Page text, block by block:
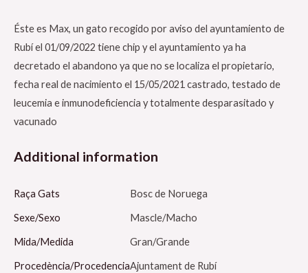
Éste es Max, un gato recogido por aviso del ayuntamiento de
Rubí el 01/09/2022 tiene chip y el ayuntamiento ya ha
decretado el abandono ya que no se localiza el propietario,
fecha real de nacimiento el 15/05/2021 castrado, testado de
leucemia e inmunodeficiencia y totalmente desparasitado y
vacunado
Additional information
Raça Gats Bosc de Noruega
Sexe/Sexo Mascle/Macho
Mida/Medida Gran/Grande
Procedència/ProcedenciaAjuntament de Rubí